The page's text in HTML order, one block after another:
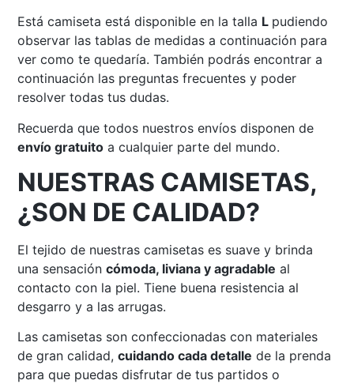
Está camiseta está disponible en la talla L pudiendo
observar las tablas de medidas a continuación para
ver como te quedaría. También podrás encontrar a
continuación las preguntas frecuentes y poder
resolver todas tus dudas.
Recuerda que todos nuestros envíos disponen de
envío gratuito a cualquier parte del mundo.
NUESTRAS CAMISETAS,
¿SON DE CALIDAD?
El tejido de nuestras camisetas es suave y brinda
una sensacióncómoda, liviana y agradable al
contacto con la piel. Tiene buena resistencia al
desgarro y a las arrugas.
Las camisetas son confeccionadas con materiales
de gran calidad,cuidando cada detalle de la prenda
para que puedas disfrutar de tus partidos o